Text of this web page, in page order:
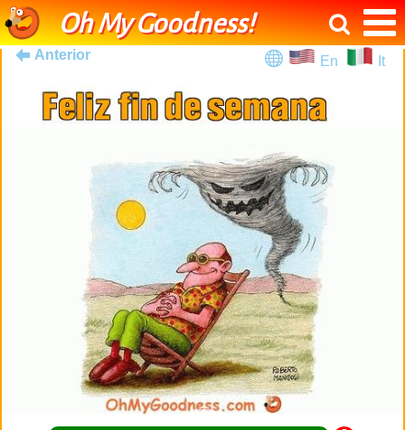
Oh My Goodness!
Anterior En It